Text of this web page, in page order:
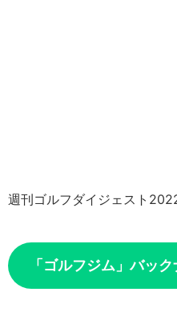
週刊ゴルフダイジェスト
「ゴルフジム」バッ